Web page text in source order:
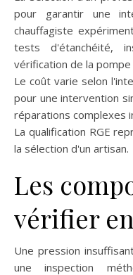
pour garantir une
chauffagiste
tests d'étanchéité,
vérification de la
Le coût varie selon
pour une intervention
réparations complexes
La qualification RGE
la sélection d'un artisan.
Les
vérifier
Une pression
une inspection